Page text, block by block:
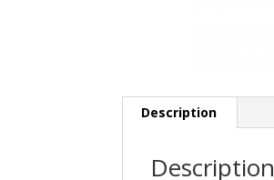
Description
Description